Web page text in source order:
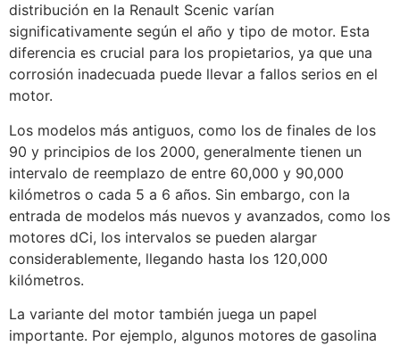
distribución en la Renault Scenic varían
significativamente según el año y tipo de motor. Esta
diferencia es crucial para los propietarios, ya que una
corrosión inadecuada puede llevar a fallos serios en el
motor.
Los modelos más antiguos, como los de finales de los
90 y principios de los 2000, generalmente tienen un
intervalo de reemplazo de entre 60,000 y 90,000
kilómetros o cada 5 a 6 años. Sin embargo, con la
entrada de modelos más nuevos y avanzados, como los
motores dCi, los intervalos se pueden alargar
considerablemente, llegando hasta los 120,000
kilómetros.
La variante del motor también juega un papel
importante. Por ejemplo, algunos motores de gasolina